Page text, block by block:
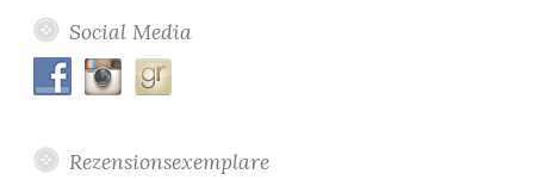
Social Media
Rezensionsexemplare